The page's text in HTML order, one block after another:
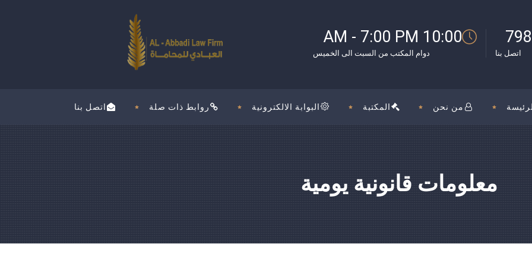
10:00 AM - 7:00 PM
دوام المكتب من السبت الى الخميس اتصل بنا
اتصل بنا روابط ذات صلة البوابة الالكترونية المكتبة من نحن
معلومات قانونية يومية